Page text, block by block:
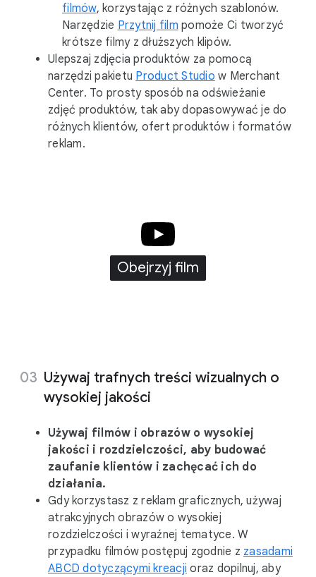
filmów, korzystając z różnych szablonów.
Narzędzie Przytnij film pomoże Ci tworzyć
krótsze filmy z dłuższych klipów.
Ulepszaj zdjęcia produktów za pomocą
narzędzi pakietu Product Studio w Merchant
Center. To prosty sposób na odświeżanie
zdjęć produktów, tak aby dopasowywać je do
różnych klientów, ofert produktów i formatów
reklam.
Obejrzyj film
Używaj trafnych treści wizualnych o
wysokiej jakości
Używaj filmów i obrazów o wysokiej
jakości i rozdzielczości, aby budować
zaufanie klientów i zachęcać ich do
działania.
Gdy korzystasz z reklam graficznych, używaj
atrakcyjnych obrazów o wysokiej
rozdzielczości i wyraźnej tematyce. W
przypadku filmów postępuj zgodnie z zasadami
ABCD dotyczącymi kreacji oraz dopilnuj, aby